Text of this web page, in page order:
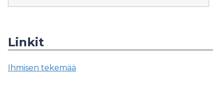
Linkit
Ihmisen tekemää